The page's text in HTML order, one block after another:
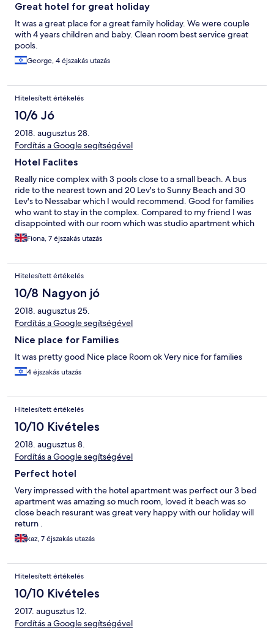
Great hotel for great holiday
It was a great place for a great family holiday. We were couple
with 4 years children and baby. Clean room best service great
pools.
George, 4 éjszakás utazás
Hitelesített értékelés
10/6 Jó
2018. augusztus 28.
Fordítás a Google segítségével
Hotel Faclites
Really nice complex with 3 pools close to a small beach. A bus
ride to the nearest town and 20 Lev's to Sunny Beach and 30
Lev's to Nessabar which I would recommend. Good for families
who want to stay in the complex. Compared to my friend I was
disappointed with our room which was studio apartment which
looked on to a car park and I kept banging my leg on the bed
trying to open the patio doors as a bit tight. Would get a one
rooms had fantastic views. Would defintely recommend for
families who want to quite holiday near the pool and slides to
keep the kids amused.
Fiona, 7 éjszakás utazás
Hitelesített értékelés
10/8 Nagyon jó
2018. augusztus 25.
Fordítás a Google segítségével
Nice place for Families
It was pretty good Nice place Room ok Very nice for families
4 éjszakás utazás
Hitelesített értékelés
10/10 Kivételes
2018. augusztus 8.
Fordítás a Google segítségével
Perfect hotel
Very impressed with the hotel apartment was perfect our 3 bed
apartment was amazing so much room, loved it beach was so
close beach resurant was great very happy with our holiday will
return .
kaz, 7 éjszakás utazás
Hitelesített értékelés
10/10 Kivételes
2017. augusztus 12.
Fordítás a Google segítségével